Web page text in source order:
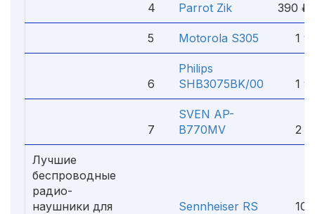
4 Parrot Zik
390 ₽
5 Motorola S305 1
6
Philips
SHB3075BK/00
1
7
SVEN AP-
B770MV
2
Лучшие
беспроводные
радио-
наушники для
Sennheiser RS
10